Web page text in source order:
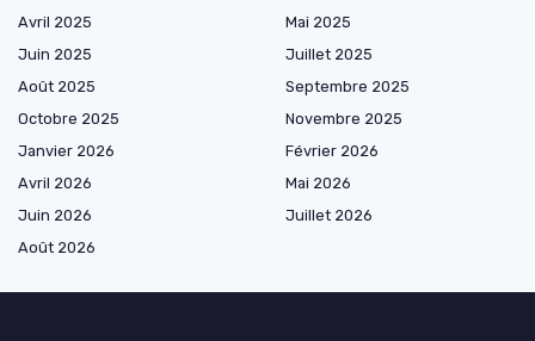
Avril 2025
Mai 2025
Juin 2025
Juillet 2025
Août 2025
Septembre 2025
Octobre 2025
Novembre 2025
Janvier 2026
Février 2026
Avril 2026
Mai 2026
Juin 2026
Juillet 2026
Août 2026